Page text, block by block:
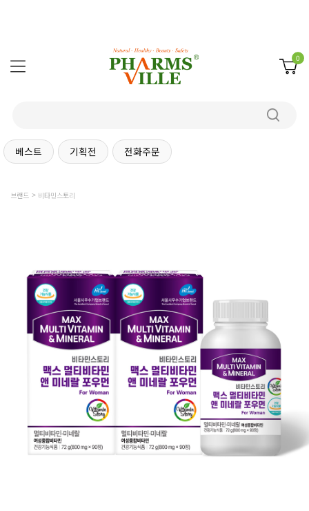
0
베스트 기획전 전화주문
브랜드 비타민스토리